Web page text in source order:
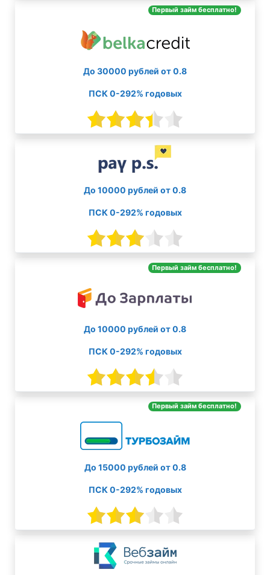
Первый займ бесплатно!
До 30000 рублей от 0.8
ПСК 0-292% годовых
До 10000 рублей от 0.8
ПСК 0-292% годовых
Первый займ бесплатно!
До 10000 рублей от 0.8
ПСК 0-292% годовых
Первый займ бесплатно!
До 15000 рублей от 0.8
ПСК 0-292% годовых